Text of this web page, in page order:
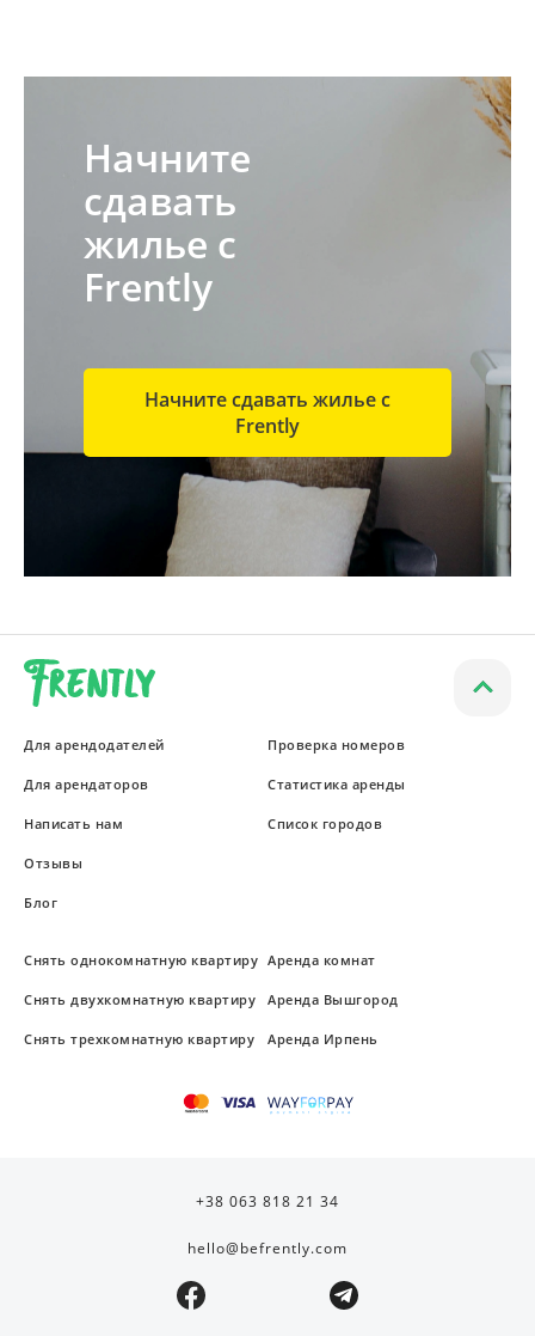
Начните
сдавать
жилье с
Frently
Начните сдавать жилье с
Frently
Для арендодателей
Для арендаторов
Написать нам
Отзывы
Блог
Проверка номеров
Статистика аренды
Список городов
Снять однокомнатную квартиру
Снять двухкомнатную квартиру
Снять трехкомнатную квартиру
Аренда комнат
Аренда Вышгород
Аренда Ирпень
+38 063 818 21 34
hello@befrently.com